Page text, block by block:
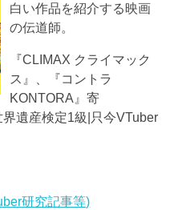
白い作品を紹介する映画
の伝道師。
『CLIMAX クライマック
ス』、『コントラ
KONTORA』寄
遺産検定1級|只今VTuber
研究記事等)